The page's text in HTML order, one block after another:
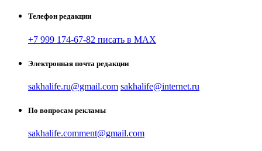
Телефон редакции
+7 999 174-67-82 писать в MAX
Электронная почта редакции
sakhalife.ru@gmail.com sakhalife@internet.ru
По вопросам рекламы
sakhalife.comment@gmail.com